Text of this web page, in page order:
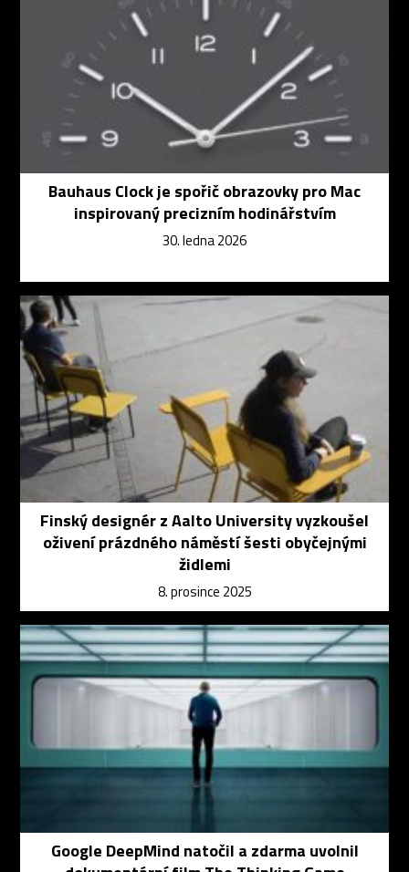
Bauhaus Clock je spořič obrazovky pro Mac
inspirovaný precizním hodinářstvím
30. ledna 2026
Finský designér z Aalto University vyzkoušel
oživení prázdného náměstí šesti obyčejnými
židlemi
8. prosince 2025
Google DeepMind natočil a zdarma uvolnil